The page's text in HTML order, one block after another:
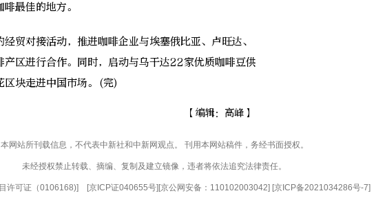
最佳的地方。
对接活动，推进咖啡企业与埃塞俄比亚、卢旺达、
区进行合作。同时，启动与乌干达22家优质咖啡豆供
区块走进中国市场。(完)
【编辑：高峰】
本网站所刊载信息，不代表中新社和中新网观点。 刊用本网站稿件，务经书面授权。
未经授权禁止转载、摘编、复制及建立镜像，违者将依法追究法律责任。
许可证（0106168)] [京ICP证040655号][京公网安备：110102003042] [京ICP备2021034286号-7]